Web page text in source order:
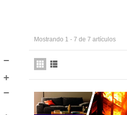
Mostrando 1 - 7 de 7 artículos